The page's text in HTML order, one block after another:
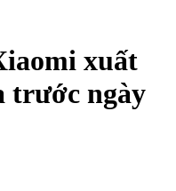
xuất
trước ngày